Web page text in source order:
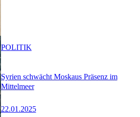
Syrien schwächt Moskaus Präsenz im
Mittelmeer
22.01.2025
POLITIK